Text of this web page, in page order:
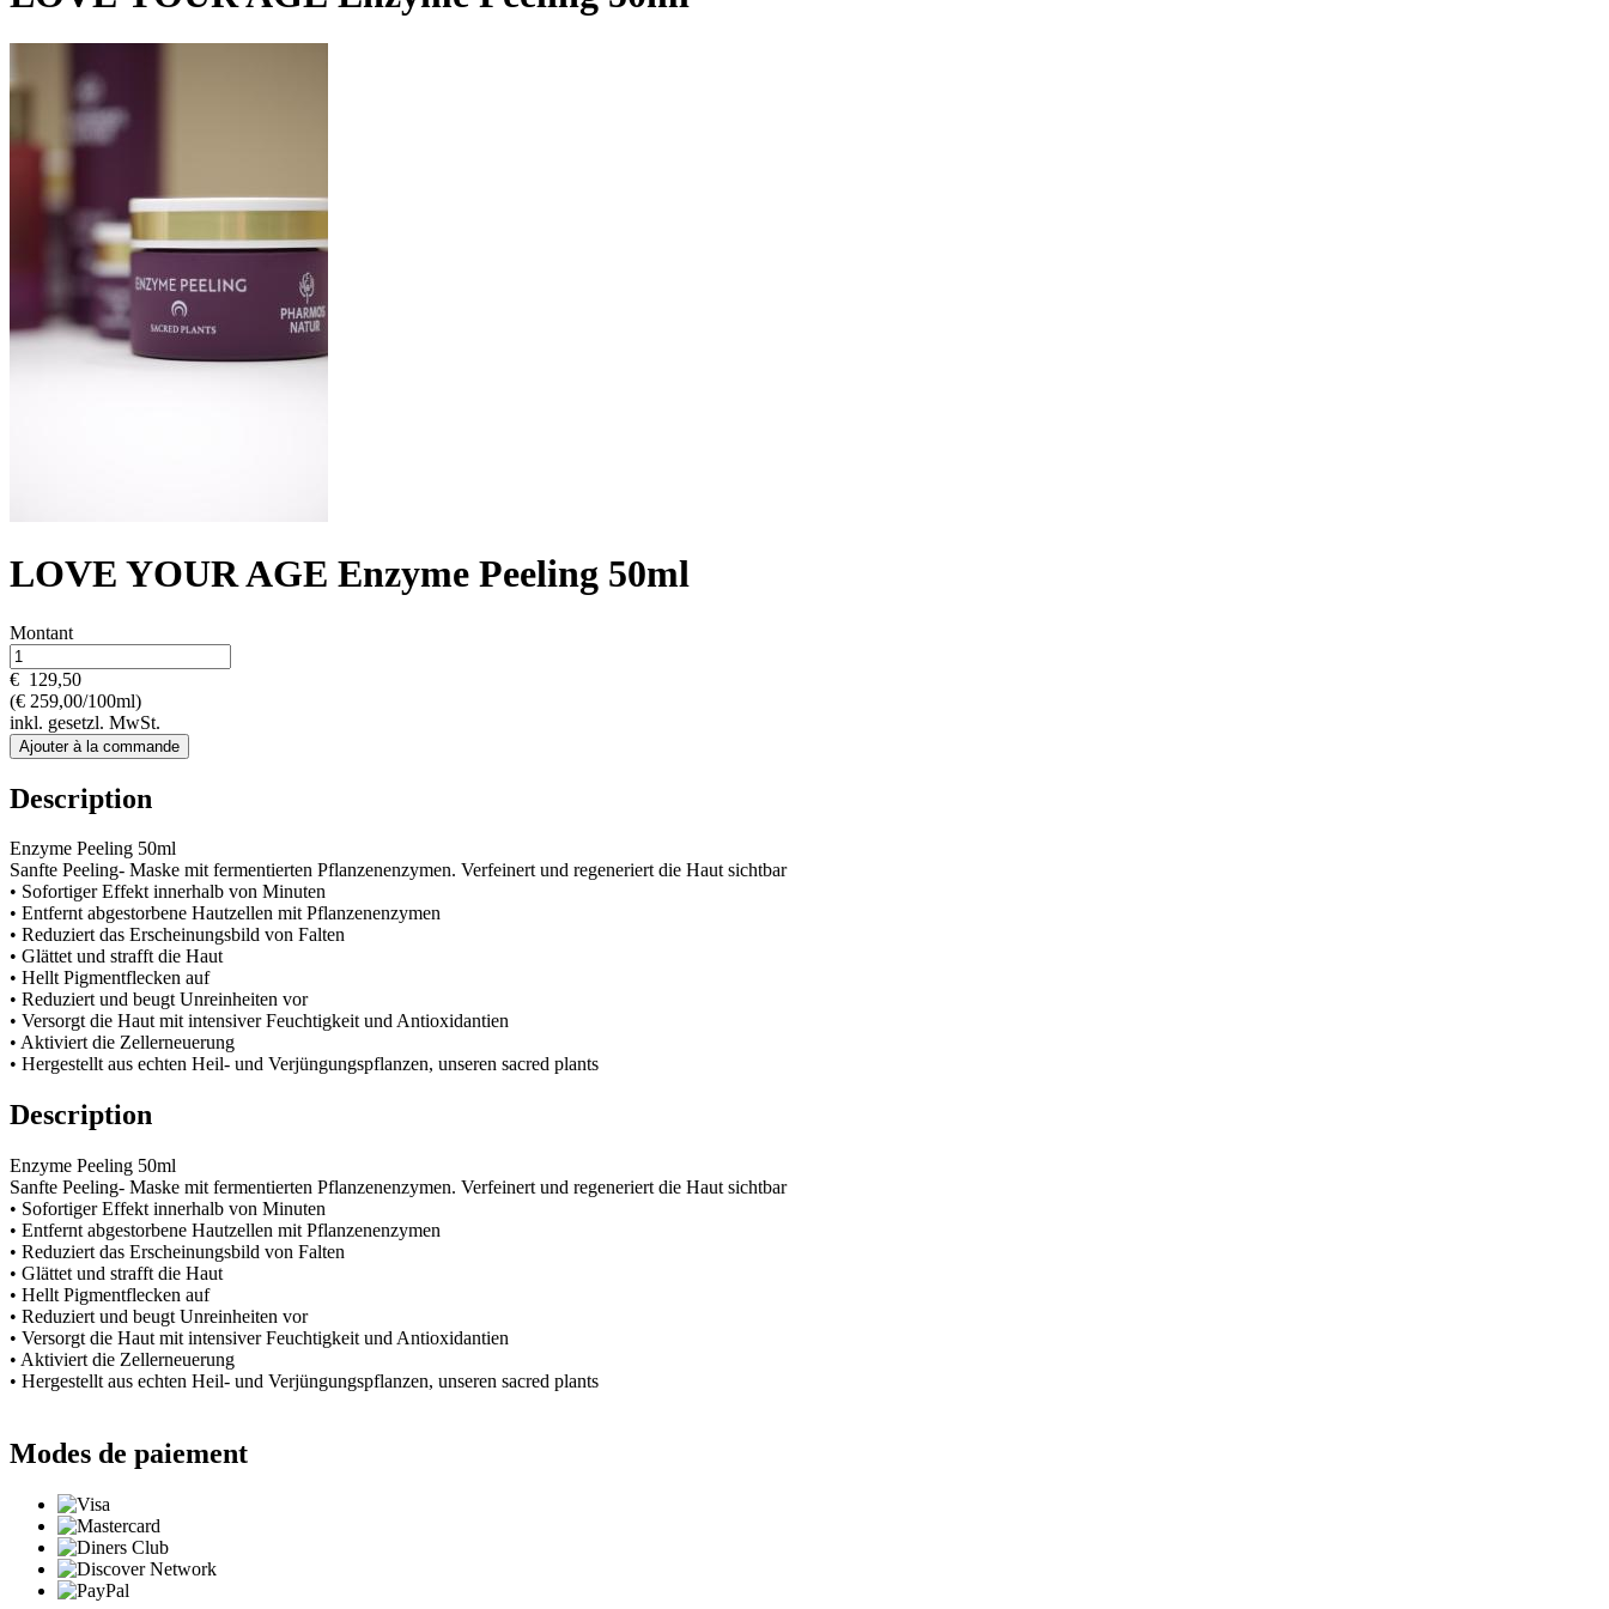
LOVE YOUR AGE Enzyme Peeling 50ml
Montant
€ 129,50
(€ 259,00/100ml)
inkl. gesetzl. MwSt.
Ajouter à la commande
Description
Enzyme Peeling 50ml
Sanfte Peeling- Maske mit fermentierten Pflanzenenzymen. Verfeinert und regeneriert die Haut sichtbar
• Sofortiger Effekt innerhalb von Minuten
• Entfernt abgestorbene Hautzellen mit Pflanzenenzymen
• Reduziert das Erscheinungsbild von Falten
• Glättet und strafft die Haut
• Hellt Pigmentflecken auf
• Reduziert und beugt Unreinheiten vor
• Versorgt die Haut mit intensiver Feuchtigkeit und Antioxidantien
• Aktiviert die Zellerneuerung
• Hergestellt aus echten Heil- und Verjüngungspflanzen, unseren sacred plants
Description
Enzyme Peeling 50ml
Sanfte Peeling- Maske mit fermentierten Pflanzenenzymen. Verfeinert und regeneriert die Haut sichtbar
• Sofortiger Effekt innerhalb von Minuten
• Entfernt abgestorbene Hautzellen mit Pflanzenenzymen
• Reduziert das Erscheinungsbild von Falten
• Glättet und strafft die Haut
• Hellt Pigmentflecken auf
• Reduziert und beugt Unreinheiten vor
• Versorgt die Haut mit intensiver Feuchtigkeit und Antioxidantien
• Aktiviert die Zellerneuerung
• Hergestellt aus echten Heil- und Verjüngungspflanzen, unseren sacred plants
Modes de paiement